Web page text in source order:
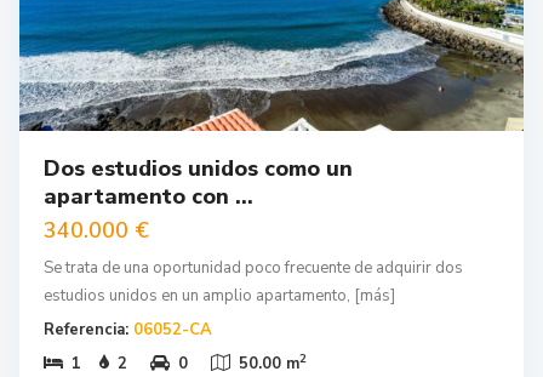
Dos estudios unidos como un
apartamento con ...
340.000 €
Se trata de una oportunidad poco frecuente de adquirir dos
estudios unidos en un amplio apartamento, [más]
Referencia: 06052-CA
1
2 0 50.00 m2